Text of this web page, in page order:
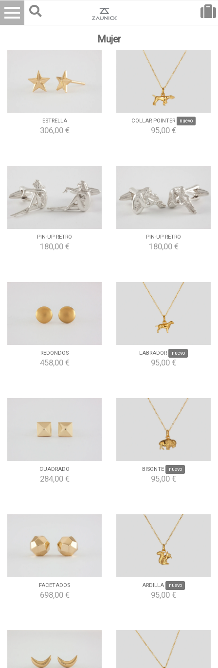
Mujer
ESTRELLA
306,00 €
COLLAR POINTER nuevo
95,00 €
PIN-UP RETRO
180,00 €
PIN-UP RETRO
180,00 €
REDONDOS
458,00 €
LABRADOR nuevo
95,00 €
CUADRADO
284,00 €
BISONTE nuevo
95,00 €
FACETADOS
698,00 €
ARDILLA nuevo
95,00 €